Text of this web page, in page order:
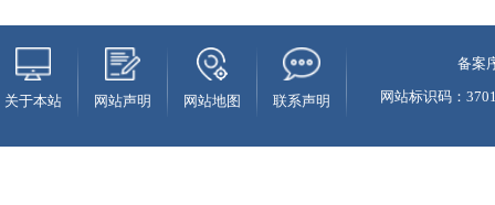
关于本站 网站声明 网站地图 联系声明
备案
网站标识码：